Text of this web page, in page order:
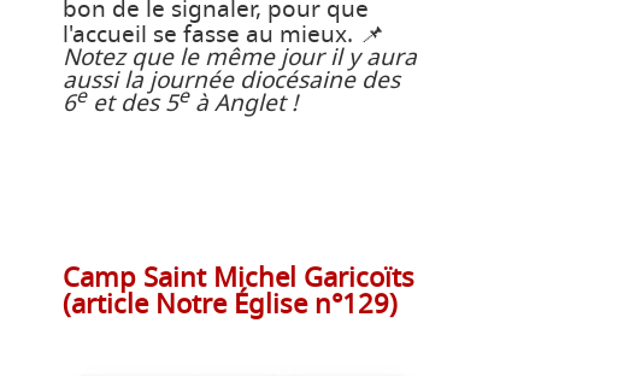
bon de le signaler, pour que
l'accueil se fasse au mieux. 📌
Notez que le même jour il y aura
aussi la journée diocésaine des
6eet des 5eà Anglet !
Camp Saint Michel Garicoïts
(article Notre Église n°129)